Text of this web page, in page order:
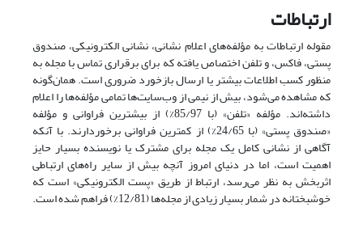
ارتباطات
مقوله ارتباطات به مؤلفه‌های اعلام نشانی، نشانی الکترونیکی، صندوق
پستی، فاکس، و تلفن اختصاص یافته که برای برقراری تماس با مجله به
منظور کسب اطلاعات بیشتر یا ارسال بازخورد ضروری است. همان‌گونه
که مشاهده می‌شود، بیش از نیمی از وب‌سایت‌ها تمامی مؤلفه‌ها را اعلام
داشته‌اند. مؤلفه «تلفن» (با 85/97%) از بیشترین فراوانی و مؤلفه
«صندوق پستی» (با 24/65%) از کمترین فراوانی برخوردارند. با آنکه
آگاهی از نشانی کامل یک مجله برای مشترک یا نویسنده بسیار حایز
اهمیت است، اما در دنیای امروز آنچه بیش از سایر راه‌های ارتباطی
اثربخش به نظر می‌رسد، ارتباط از طریق «پست الکترونیکی» است که
خوشبختانه در شمار بسیار زیادی از مجله‌ها (12/81%) فراهم شده است.